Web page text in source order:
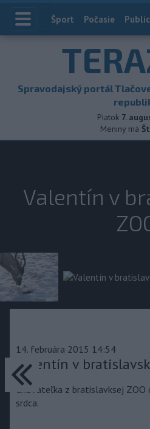
Index
Šport Počasie
Spravodajský portál
Piatok 7.
Meniny má
Valentín v
14. februára 2015 14:54
Valentín v
Chovateľka z bratislavksej
srdca.